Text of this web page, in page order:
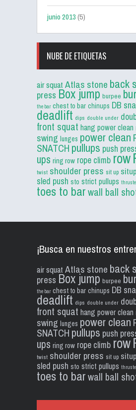
junio 2013(5)
NUBE DE ETIQUETAS
air squat Atlas stone back
press Box jump burpee
the bar chest to bar chinups DB
deadlift dips double under
front squat hang power clean
swing lunges power clean
SNATCH pullups push
ups ring row rope climb row
twist shoulder press sit up
sled push sto strict pullups
toes to barwall ball
¡Busca en nuestros
air squat Atlas stone back
press Box jump burpee
the bar chest to bar chinups DB
deadlift dips double under
front squat hang power clean
swing lunges power clean
SNATCH pullups push
ups ring row rope climb row
twist shoulder press sit up
sled push sto strict pullups
toes to barwall ball